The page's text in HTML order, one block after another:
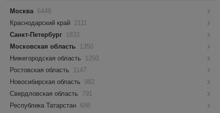
Москва 6449
Краснодарский край 2111
Санкт-Петербург 1833
Московская область 1350
Нижегородская область
1250
Ростовская область
1147
Новосибирская область
982
Свердловская область
791
Республика Татарстан 688